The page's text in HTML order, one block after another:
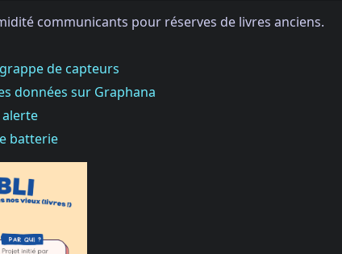
communicants pour réserves de livres anciens.
de capteurs
données sur Graphana
batterie